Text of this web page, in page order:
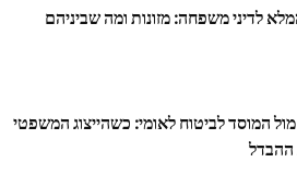
לדיני משפחה: מזונות ומה שביניהם
מול המוסד לביטוח לאומי: כשהייצוג המשפטי